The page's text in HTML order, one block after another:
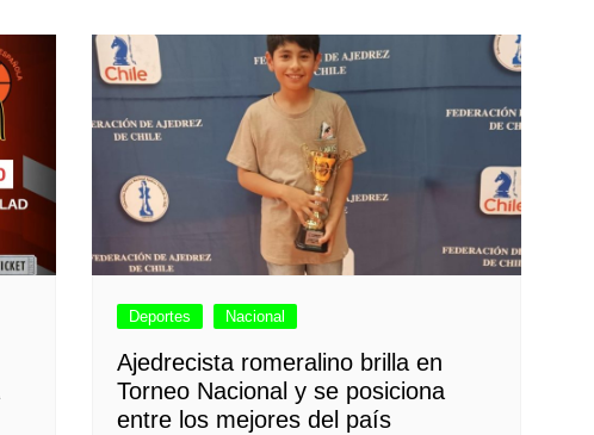
Deportes Nacional
Ajedrecista romeralino brilla en
Torneo Nacional y se posiciona
entre los mejores del país